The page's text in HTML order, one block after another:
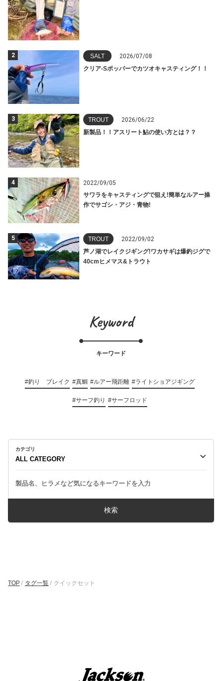
2 SALT
2026/07/08
クリア-Sポッパーでカツオキャスティング！！
3 TROUT
2026/06/22
新製品！！アスリート鮎の使い方とは？？
4
2022/09/05
サワラをキャスティングで狙え!簡単なルアー操
作でサゴシ・アジ・青物!
5 TROUT
2022/09/02
芦ノ湖でレイクジギング!ワカサギは爆釣ジグで
40cmヒメマス&トラウト
Keyword
キーワード
#釣り ブレイク #真鯛 #ルアー飛距離 #ライトショアジギング
#サーフ釣り #サーフロッド
カテゴリ
TOP / タグ一覧 / クイックセット